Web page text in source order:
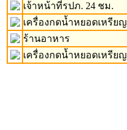
เจ้าหน้าที่รปภ. 24 ชม.
เครื่องกดน้ำหยอดเหรียญ
ร้านอาหาร
เครื่องกดน้ำหยอดเหรียญ